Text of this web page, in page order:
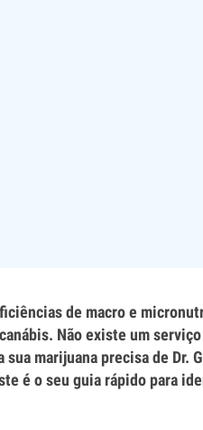
de macro e
Não existe um
marijuana precisa de Dr.
é o seu guia rápido para